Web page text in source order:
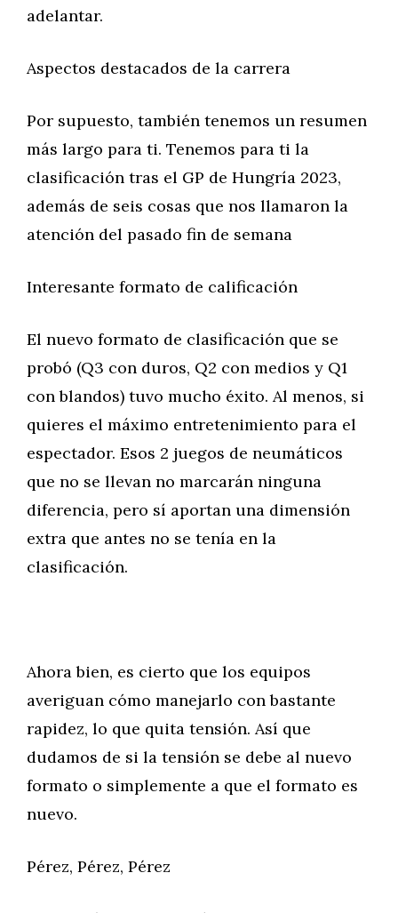
adelantar.
Aspectos destacados de la carrera
Por supuesto, también tenemos un resumen
más largo para ti. Tenemos para ti la
clasificación tras el GP de Hungría 2023,
además de seis cosas que nos llamaron la
atención del pasado fin de semana
Interesante formato de calificación
El nuevo formato de clasificación que se
probó (Q3 con duros, Q2 con medios y Q1
con blandos) tuvo mucho éxito. Al menos, si
quieres el máximo entretenimiento para el
espectador. Esos 2 juegos de neumáticos
que no se llevan no marcarán ninguna
diferencia, pero sí aportan una dimensión
extra que antes no se tenía en la
clasificación.
Ahora bien, es cierto que los equipos
averiguan cómo manejarlo con bastante
rapidez, lo que quita tensión. Así que
dudamos de si la tensión se debe al nuevo
formato o simplemente a que el formato es
nuevo.
Pérez, Pérez, Pérez